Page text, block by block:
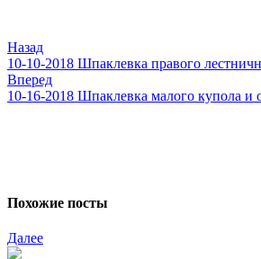
Назад
10-10-2018 Шпаклевка правого
Вперед
10-16-2018 Шпаклевка малого купола и
Похожие посты
Далее